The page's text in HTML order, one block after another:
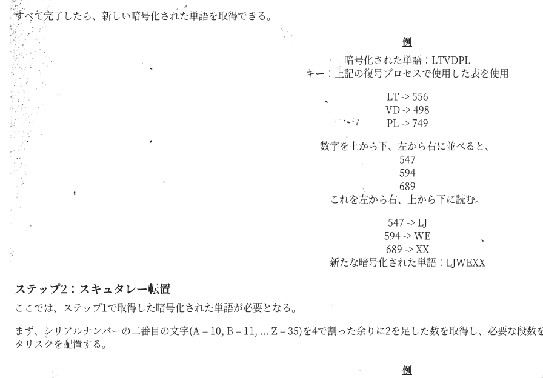
すべて完了したら、新しい暗号化された単語を取得できる。
例
暗号化された単語：LTVDPL
キー：上記の復号プロセスで使用した表を使用
LT -> 556
VD -> 498
PL -> 749
数字を上から下、左から右に並べると、
547
594
689
これを左から右、上から下に読む。
547 -> LJ
594 -> WE
689 -> XX
新たな暗号化された単語：LJWEXX
ステップ2：スキュタレー転置
ここでは、ステップ1で取得した暗号化された単語が必要となる。
まず、シリアルナンバーの二番目の文字(A = 10, B = 11, ... Z = 35)を4で割った余りに2を足した数を取得し、必要な段
タリスクを配置する。
例